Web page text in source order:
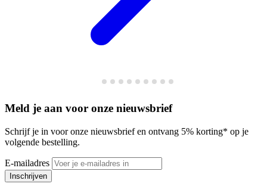
Meld je aan voor onze nieuwsbrief
Schrijf je in voor onze nieuwsbrief en ontvang 5% korting* op je
volgende bestelling.
E-mailadres
Inschrijven